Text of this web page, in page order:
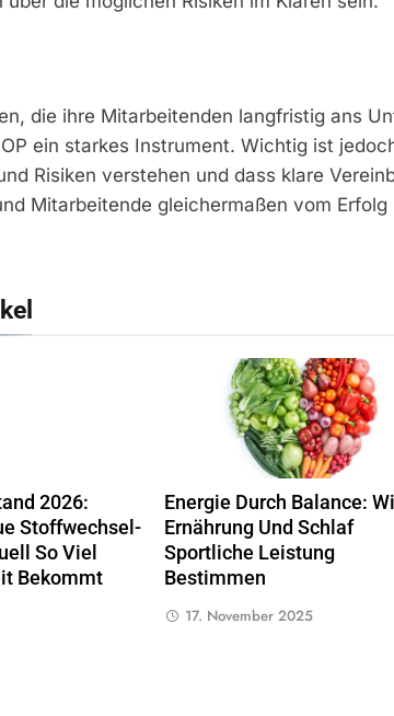
die ihre Mitarbeitenden langfristig ans
ein starkes Instrument. Wichtig ist
Risiken verstehen und dass klare
Mitarbeitende gleichermaßen vom Erfolg
2026:
Stoffwechsel-
So Viel
Bekommt
Energie Durch Balance:
Ernährung Und Schlaf
Sportliche Leistung
Bestimmen
17. November 2025